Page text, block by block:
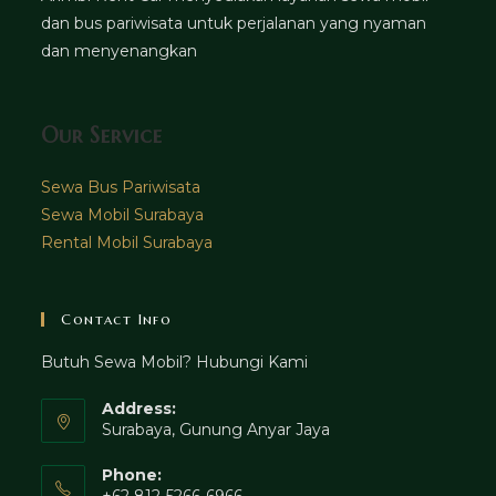
dan bus pariwisata untuk perjalanan yang nyaman
dan menyenangkan
Our Service
Sewa Bus Pariwisata
Sewa Mobil Surabaya
Rental Mobil Surabaya
Contact Info
Butuh Sewa Mobil? Hubungi Kami
Address:
Surabaya, Gunung Anyar Jaya
Phone: